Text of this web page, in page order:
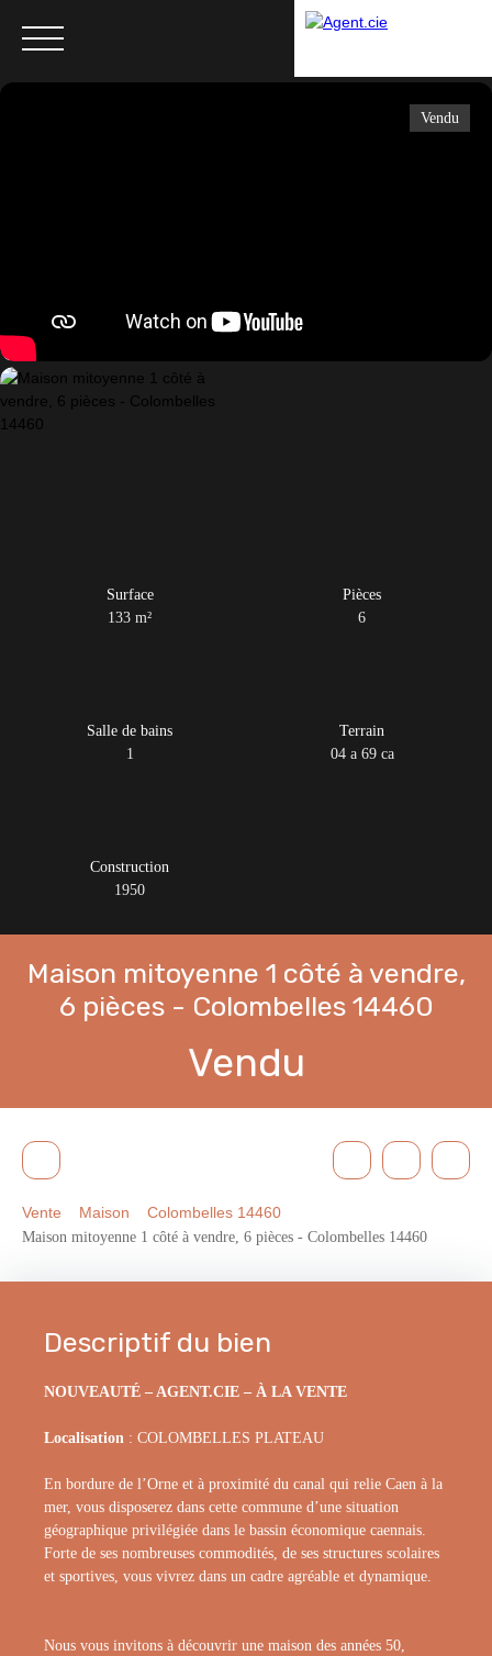
Vendu
Surface
133m²
Pièces
6
Salle de bains
1
Terrain
04 a 69 ca
Construction
1950
Maison mitoyenne 1 côté à vendre,
6 pièces - Colombelles 14460
Vendu
Vente Maison
Colombelles 14460
Maison mitoyenne 1 côté à vendre, 6 pièces - Colombelles 14460
Descriptif du bien
NOUVEAUTÉ – AGENT.CIE – À LA VENTE
Localisation : COLOMBELLES PLATEAU
En bordure de l’Orne et à proximité du canal qui relie Caen à la
mer, vous disposerez dans cette commune d’une situation
géographique privilégiée dans le bassin économique caennais.
Forte de ses nombreuses commodités, de ses structures scolaires
et sportives, vous vivrez dans un cadre agréable et dynamique.
Nous vous invitons à découvrir une maison des années 50,